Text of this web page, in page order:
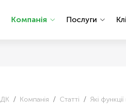
Компанія Послуги
Компанія Статті Які